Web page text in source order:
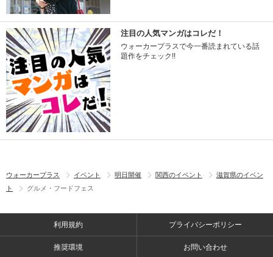
注目の人気マンガはコレだ！
ウォーカープラスで今一番読まれている話
題作をチェック!!
ウォーカープラス イベント 明日開催 関西のイベント
滋賀県のイベン
ト
グルメ・フードフェス
利用規約 プライバシーポリシー
推奨環境 お問い合わせ